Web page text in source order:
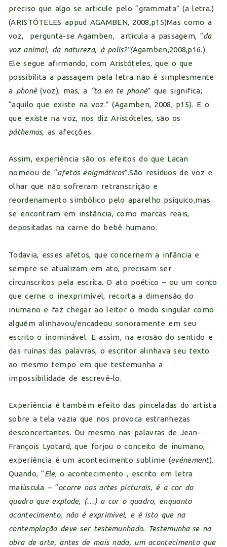
preciso que algo se articule pelo “grammata” (a letra.)
(ARISTÓTELES appud AGAMBEN, 2008,p15)Mas como a
voz, pergunta-se Agamben, articula a passagem, “da
voz animal, da natureza, à polis?”(Agamben,2008,p16.)
Ele segue afirmando, com Aristóteles, que o que
possibilita a passagem pela letra não é simplesmente
a phoné(voz), mas, a “ta en te phoné” que significa;
“aquilo que existe na voz.” (Agamben, 2008, p15). E o
que existe na voz, nos diz Aristóteles, são os
páthemas, as afecções.
Assim, experiência são os efeitos do que Lacan
nomeou de “afetos enigmáticos”.São resíduos de voz e
olhar que não sofreram retranscrição e
reordenamento simbólico pelo aparelho psíquico,mas
se encontram em instância, como marcas reais,
depositadas na carne do bebê humano.
Todavia, esses afetos, que concernem a infância e
sempre se atualizam em ato, precisam ser
circunscritos pela escrita. O ato poético – ou um conto
que cerne o inexprimível, recorta a dimensão do
inumano e faz chegar ao leitor o modo singular como
alguém alinhavou/encadeou sonoramente em seu
escrito o inominável. E assim, na erosão do sentido e
das ruínas das palavras, o escritor alinhava seu texto
ao mesmo tempo em que testemunha a
impossibilidade de escrevê-lo.
Experiência é também efeito das pinceladas do artista
sobre a tela vazia que nos provoca estranhezas
desconcertantes. Ou mesmo nas palavras de Jean-
François Lyotard, que forjou o conceito de inumano,
experiência é um acontecimento sublime (evénement).
Quando, “Ele, o acontecimento , escrito em letra
maiúscula – “ocorre nas artes picturais, é a cor do
quadro que explode, (…) a cor o quadro, enquanto
acontecimento, não é exprimível, e é isto que na
contemplação deve ser testemunhado. Testemunha-se na
obra de arte, antes de mais nada, um acontecimento que